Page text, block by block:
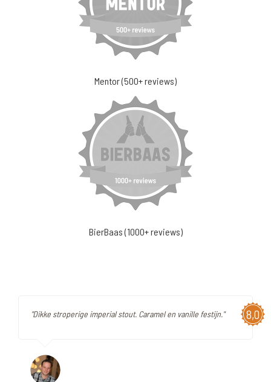
Mentor (500+ reviews)
BierBaas (1000+ reviews)
8,0
"Dikke stroperige imperial stout. Caramel en vanille festijn."